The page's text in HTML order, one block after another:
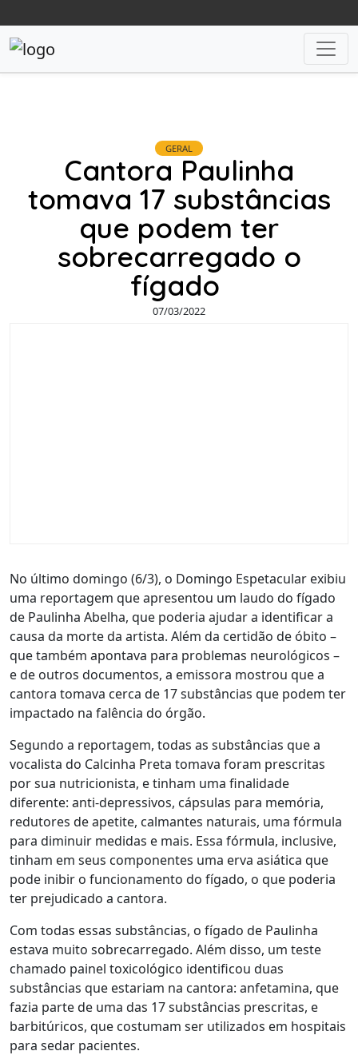
GERAL
Cantora Paulinha
tomava 17 substâncias
que podem ter
sobrecarregado o
fígado
07/03/2022
No último domingo (6/3), o Domingo Espetacular exibiu
uma reportagem que apresentou um laudo do fígado
de Paulinha Abelha, que poderia ajudar a identificar a
causa da morte da artista. Além da certidão de óbito –
que também apontava para problemas neurológicos –
e de outros documentos, a emissora mostrou que a
cantora tomava cerca de 17 substâncias que podem ter
impactado na falência do órgão.
Segundo a reportagem, todas as substâncias que a
vocalista do Calcinha Preta tomava foram prescritas
por sua nutricionista, e tinham uma finalidade
diferente: anti-depressivos, cápsulas para memória,
redutores de apetite, calmantes naturais, uma fórmula
para diminuir medidas e mais. Essa fórmula, inclusive,
tinham em seus componentes uma erva asiática que
pode inibir o funcionamento do fígado, o que poderia
ter prejudicado a cantora.
Com todas essas substâncias, o fígado de Paulinha
estava muito sobrecarregado. Além disso, um teste
chamado painel toxicológico identificou duas
substâncias que estariam na cantora: anfetamina, que
fazia parte de uma das 17 substâncias prescritas, e
barbitúricos, que costumam ser utilizados em hospitais
para sedar pacientes.